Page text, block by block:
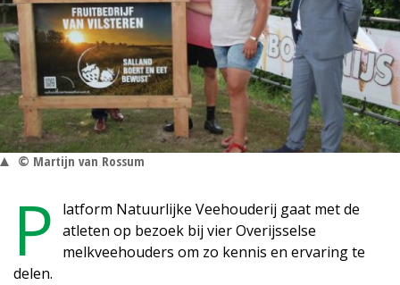
© Martijn van Rossum
P
latform Natuurlijke Veehouderij gaat met de
atleten op bezoek bij vier Overijsselse
melkveehouders om zo kennis en ervaring te
delen.